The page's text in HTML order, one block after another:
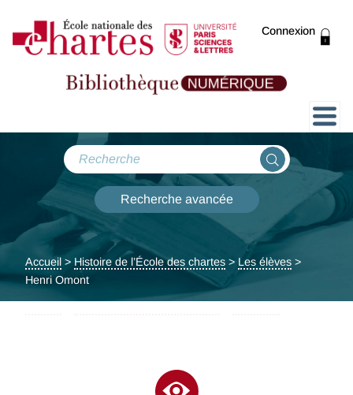
Connexion
Présentation
Collections
Expositions
ThENC@
Recherche avancée
Accueil > Histoire de l’École des chartes > Les élèves >
Henri Omont